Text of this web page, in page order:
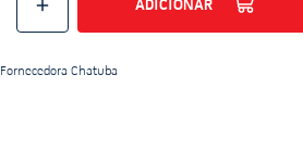
ADICIONAR
Fornecedora Chatuba